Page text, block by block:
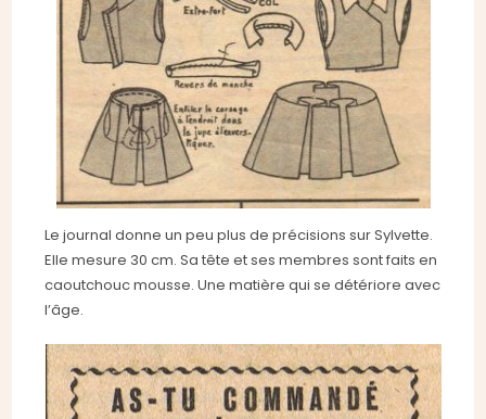
Le journal donne un peu plus de précisions sur Sylvette.
Elle mesure 30 cm. Sa tête et ses membres sont faits en
caoutchouc mousse. Une matière qui se détériore avec
l’âge.